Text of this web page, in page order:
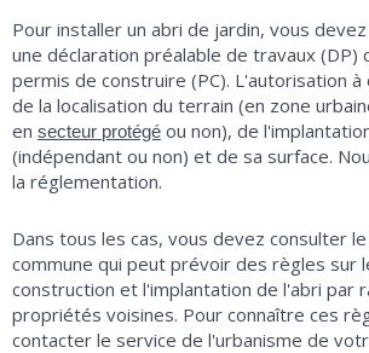
Pour installer un abri de jardin, vous
une déclaration préalable de travaux (DP)
permis de construire (PC). L'autorisation
de la localisation du terrain (en zone
en secteur protégé ou non), de
(indépendant ou non) et de sa surface.
la réglementation.
Dans tous les cas, vous devez consulter
commune qui peut prévoir des règles sur
construction et l'implantation de l'abri par
propriétés voisines. Pour connaître ces
contacter le service de l'urbanisme de